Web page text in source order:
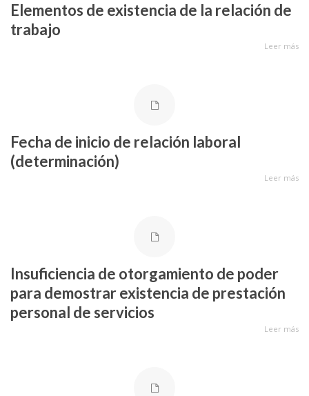
Elementos de existencia de la relación de
trabajo
Leer más
Fecha de inicio de relación laboral
(determinación)
Leer más
Insuficiencia de otorgamiento de poder
para demostrar existencia de prestación
personal de servicios
Leer más